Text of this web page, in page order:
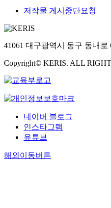
저작물 게시중단요청
41061 대구광역시 동구 동내로
Copyright© KERIS. ALL
네이버 블로그
인스타그램
유튜브
해외이동버튼